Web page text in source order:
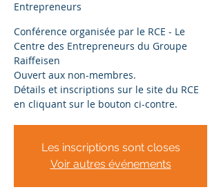
Entrepreneurs
Conférence organisée par le RCE - Le
Centre des Entrepreneurs du Groupe
Raiffeisen
Ouvert aux non-membres.
Détails et inscriptions sur le site du RCE
en cliquant sur le bouton ci-contre.
Les inscriptions sont closes
Voir autres événements